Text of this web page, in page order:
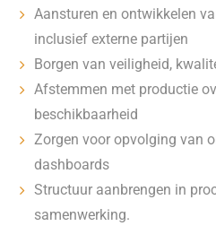
Aansturen en ontwikkelen
inclusief externe partijen
Borgen van veiligheid,
Afstemmen met productie
beschikbaarheid
Zorgen voor opvolging van
dashboards
Structuur aanbrengen in
samenwerking.